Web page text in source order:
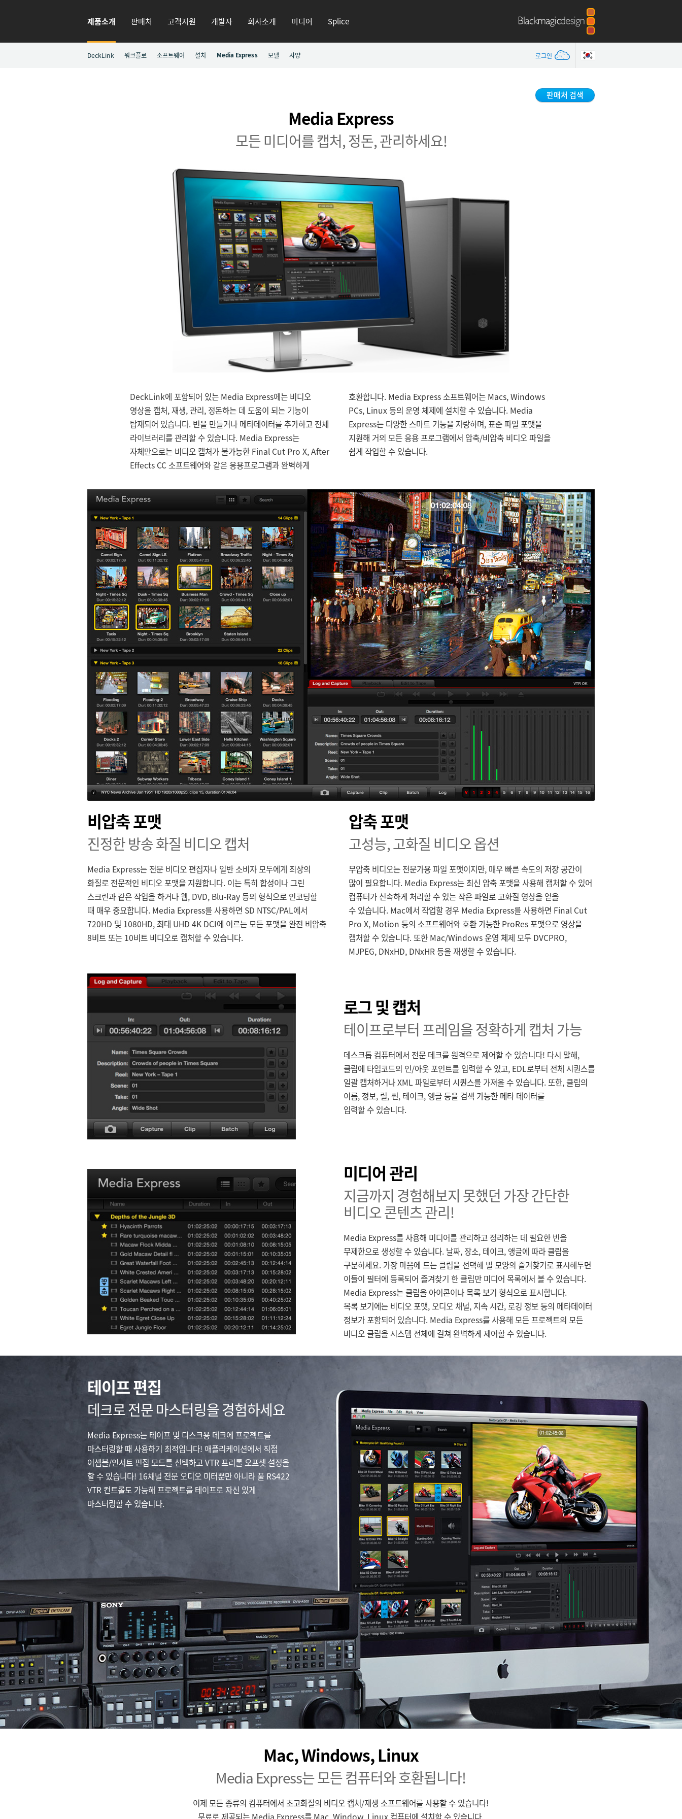
제품소개 판매처 고객지원 개발자 회사소개 미디어 Splice
로그인
DeckLink 워크플로 소프트웨어 설치 Media Express 모델 사양
판매처 검색
Media Express
모든 미디어를 캡처, 정돈, 관리하세요!
DeckLink에 포함되어 있는 Media Express에는 비디오
영상을 캡처, 재생, 관리, 정돈하는 데 도움이 되는 기능이
탑재되어 있습니다. 빈을 만들거나 메타데이터를 추가하고 전체
라이브러리를 관리할 수 있습니다. Media Express는
자체만으로는 비디오 캡처가 불가능한 Final Cut Pro X, After
Effects CC 소프트웨어와 같은 응용프로그램과 완벽하게
호환합니다. Media Express 소프트웨어는 Macs, Windows
PCs, Linux 등의 운영 체제에 설치할 수 있습니다. Media
Express는 다양한 스마트 기능을 자랑하며, 표준 파일 포맷을
지원해 거의 모든 응용 프로그램에서 압축/비압축 비디오 파일을
쉽게 작업할 수 있습니다.
비압축 포맷
진정한 방송 화질 비디오 캡처
Media Express는 전문 비디오 편집자나 일반 소비자 모두에게 최상의
화질로 전문적인 비디오 포맷을 지원합니다. 이는 특히 합성이나 그린
스크린과 같은 작업을 하거나 웹, DVD, Blu-Ray 등의 형식으로 인코딩할
때 매우 중요합니다. Media Express를 사용하면 SD NTSC/PAL에서
720HD 및 1080HD, 최대 UHD 4K DCI에 이르는 모든 포맷을 완전 비압축
8비트 또는 10비트 비디오로 캡처할 수 있습니다.
압축 포맷
고성능, 고화질 비디오 옵션
무압축 비디오는 전문가용 파일 포맷이지만, 매우 빠른 속도의 저장 공간이
많이 필요합니다. Media Express는 최신 압축 포맷을 사용해 캡처할 수 있어
컴퓨터가 신속하게 처리할 수 있는 작은 파일로 고화질 영상을 얻을
수 있습니다. Mac에서 작업할 경우 Media Express를 사용하면 Final Cut
Pro X, Motion 등의 소프트웨어와 호환 가능한 ProRes 포맷으로 영상을
캡처할 수 있습니다. 또한 Mac/Windows 운영 체제 모두 DVCPRO,
MJPEG, DNxHD, DNxHR 등을 재생할 수 있습니다.
로그 및 캡처
테이프로부터 프레임을 정확하게 캡처 가능
데스크톱 컴퓨터에서 전문 데크를 원격으로 제어할 수 있습니다! 다시 말해,
클립에 타임코드의 인/아웃 포인트를 입력할 수 있고, EDL로부터 전체 시퀀스를
일괄 캡처하거나 XML 파일로부터 시퀀스를 가져올 수 있습니다. 또한, 클립의
이름, 정보, 릴, 씬, 테이크, 앵글 등을 검색 가능한 메타 데이터를
입력할 수 있습니다.
미디어 관리
지금까지 경험해보지 못했던 가장 간단한
비디오 콘텐츠 관리!
Media Express를 사용해 미디어를 관리하고 정리하는 데 필요한 빈을
무제한으로 생성할 수 있습니다. 날짜, 장소, 테이크, 앵글에 따라 클립을
구분하세요. 가장 마음에 드는 클립을 선택해 별 모양의 즐겨찾기로 표시해두면
이들이 필터에 등록되어 즐겨찾기 한 클립만 미디어 목록에서 볼 수 있습니다.
Media Express는 클립을 아이콘이나 목록 보기 형식으로 표시합니다.
목록 보기에는 비디오 포맷, 오디오 채널, 지속 시간, 로깅 정보 등의 메타데이터
정보가 포함되어 있습니다. Media Express를 사용해 모든 프로젝트의 모든
비디오 클립을 시스템 전체에 걸쳐 완벽하게 제어할 수 있습니다.
테이프 편집
데크로 전문 마스터링을 경험하세요
Media Express는 테이프 및 디스크용 데크에 프로젝트를
마스터링할 때 사용하기 최적입니다! 애플리케이션에서 직접
어셈블/인서트 편집 모드를 선택하고 VTR 프리롤 오프셋 설정을
할 수 있습니다! 16채널 전문 오디오 미터뿐만 아니라 풀 RS422
VTR 컨트롤도 가능해 프로젝트를 테이프로 자신 있게
마스터링할 수 있습니다.
Mac, Windows, Linux
Media Express는 모든 컴퓨터와 호환됩니다!
이제 모든 종류의 컴퓨터에서 초고화질의 비디오 캡처/재생 소프트웨어를 사용할 수 있습니다!